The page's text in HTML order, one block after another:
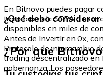
En Bitnovo puedes pagar
transferencia SEPA o usar
disponibles en miles de
¿Qué debo
Antes de invertir en 0x,
Protocolo de intercambio
trading descentralizado en
gobernanza: Los
¿Por qué